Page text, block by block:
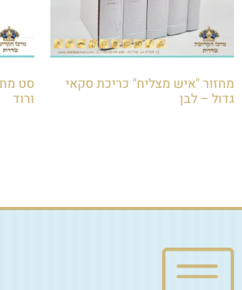
מחזור "איש מצליח" כריכת סקאי
גדול – לבן
ורוד